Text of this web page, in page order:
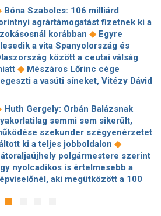
javaslatcsomagja
és az egyetemről is távozik
az Ádám Zoltánt kirúgó corvinusos
◆
Ez már nekünk is
sok! És sajnos nem látjuk a végét ◆
fizeti vissza a vételárat a zuglói
kormányzati negyed
gyűlölete: egymilliárd
fizetnek egy német cégnek,
leállítsa az amerikai projektjeit◆
hiába finom csemege,
a piac◆ Hogy is volt, amikor
Andrást jogellenesen mozdította
a Fidesz?◆Új remény a
terjedését akadályozza szegedi
Bóna Szabolcs: 106 milliárd
agrártámogatást fizetnek ki a
korábban ◆ Egyre
a vita Spanyolország és
között a ceutai válság
◆ Mészáros Lőrinc cége
a vasúti síneket, Vitézy Dávid
a Bosnyák téri irodakomplexum
ha az állam felmondja a
◆ Megérkezett
Magyar Péter bejelentése: így költik
a 6 ezer milliárd forintnyi uniós
◆Megbénult az ivóvíztárolók
Ózdon – de máshol is komoly
nehézségek adódtak◆
járatokkal készül a MÁV a Szigetre,
Huth Gergely: Orbán Balázsnak
semmi sem sikerült,
szekunder szégyenérzetet
ki a teljes jobboldalon ◆
polgármestere szerint
nyolcadikos is értelmesebb a
aki megütközött a 100